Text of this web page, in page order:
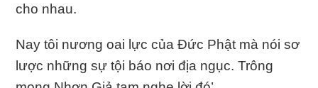
cho nhau.
Nay tôi nương oai lực của Ðức Phật mà nói sơ
lược những sự tội báo nơi địa ngục. Trông